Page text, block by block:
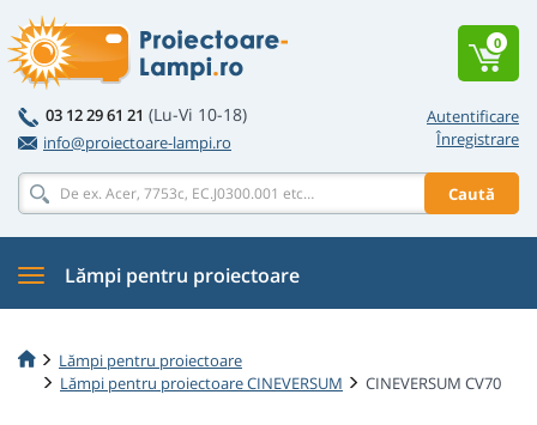
Autentificare
Înregistrare
03 12 29 61 21 (Lu-Vi 10-18)
info@proiectoare-lampi.ro
Caută
0
Lămpi pentru proiectoare
Lămpi pentru proiectoare
Lămpi pentru proiectoare CINEVERSUM
CINEVERSUM CV70